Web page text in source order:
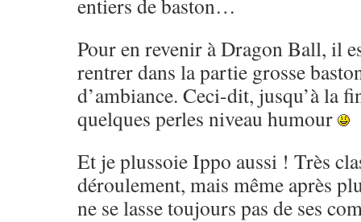
entiers de baston…
Pour en revenir à Dragon Ball, il
rentrer dans la partie grosse
d’ambiance. Ceci-dit, jusqu’à la
quelques perles niveau humour
Et je plussoie Ippo aussi ! Très
déroulement, mais même après
ne se lasse toujours pas de ses